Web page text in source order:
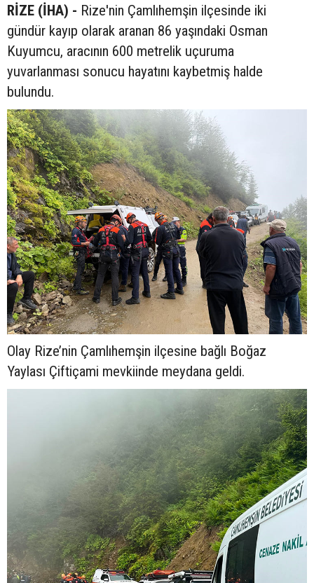
RİZE (İHA) - Rize'nin Çamlıhemşin ilçesinde iki
gündür kayıp olarak aranan 86 yaşındaki Osman
Kuyumcu, aracının 600 metrelik uçuruma
yuvarlanması sonucu hayatını kaybetmiş halde
bulundu.
Olay Rize’nin Çamlıhemşin ilçesine bağlı Boğaz
Yaylası Çiftiçami mevkiinde meydana geldi.